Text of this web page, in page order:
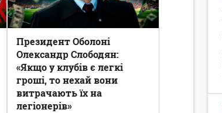
Президент Оболоні
Олександр Слободян:
«Якщо у клубів є легкі
гроші, то нехай вони
витрачають їх на
легіонерів»